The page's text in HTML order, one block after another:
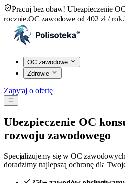
Pracuj bez obaw! Ubezpieczenie
rocznie.OC zawodowe od 402 zł / rok.
OC zawodowe
Zdrowie
Zapytaj o ofertę
Ubezpieczenie OC
rozwoju zawodowego
Specjalizujemy się w OC
doradzimy najlepszą ochronę dla